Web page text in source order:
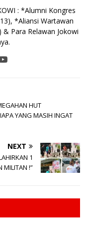
: *Alumni Kongres
*Aliansi Wartawan
Para Relawan Jokowi
HUT
YANG MASIH INGAT
NEXT
1
MILITAN !”